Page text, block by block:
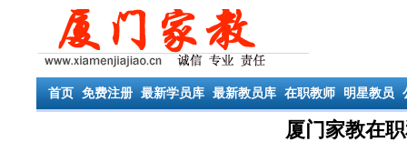
首页 免费注册 最新学员库 最新教员库 在职教师 明星教员
厦门家教在